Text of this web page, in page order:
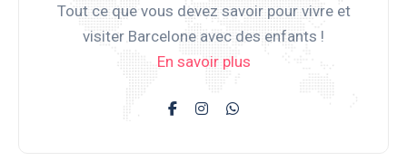
Tout ce que vous devez savoir pour vivre et
visiter Barcelone avec des enfants !
En savoir plus